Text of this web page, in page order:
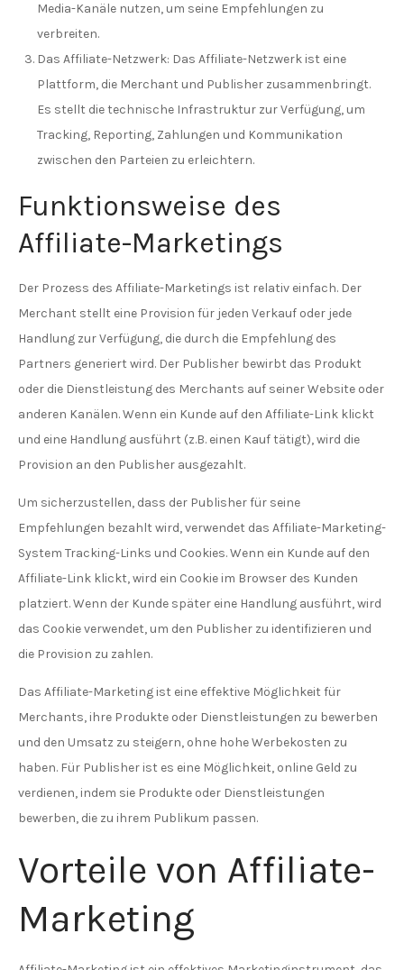
Media-Kanäle nutzen, um seine Empfehlungen zu
verbreiten.
Das Affiliate-Netzwerk: Das Affiliate-Netzwerk ist eine
Plattform, die Merchant und Publisher zusammenbringt.
Es stellt die technische Infrastruktur zur Verfügung, um
Tracking, Reporting, Zahlungen und Kommunikation
zwischen den Parteien zu erleichtern.
Funktionsweise des
Affiliate-Marketings
Der Prozess des Affiliate-Marketings ist relativ einfach. Der
Merchant stellt eine Provision für jeden Verkauf oder jede
Handlung zur Verfügung, die durch die Empfehlung des
Partners generiert wird. Der Publisher bewirbt das Produkt
oder die Dienstleistung des Merchants auf seiner Website oder
anderen Kanälen. Wenn ein Kunde auf den Affiliate-Link klickt
und eine Handlung ausführt (z.B. einen Kauf tätigt), wird die
Provision an den Publisher ausgezahlt.
Um sicherzustellen, dass der Publisher für seine
Empfehlungen bezahlt wird, verwendet das Affiliate-Marketing-
System Tracking-Links und Cookies. Wenn ein Kunde auf den
Affiliate-Link klickt, wird ein Cookie im Browser des Kunden
platziert. Wenn der Kunde später eine Handlung ausführt, wird
das Cookie verwendet, um den Publisher zu identifizieren und
die Provision zu zahlen.
Das Affiliate-Marketing ist eine effektive Möglichkeit für
Merchants, ihre Produkte oder Dienstleistungen zu bewerben
und den Umsatz zu steigern, ohne hohe Werbekosten zu
haben. Für Publisher ist es eine Möglichkeit, online Geld zu
verdienen, indem sie Produkte oder Dienstleistungen
bewerben, die zu ihrem Publikum passen.
Vorteile von Affiliate-
Marketing